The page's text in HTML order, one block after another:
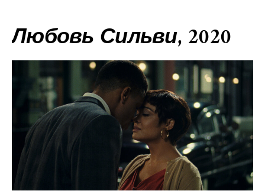
Любовь Сильви, 2020